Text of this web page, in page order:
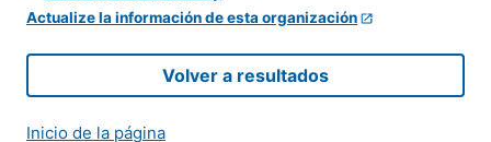
Actualize la información de esta organización
Volver a resultados
Inicio de la página